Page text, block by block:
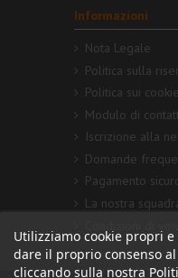
Utilizziamo cookie propri
dare il proprio consenso
cliccando sulla nostra
Informazioni
Nota Legale
Politica sulla
Politica sui cookie
Modulo di
Iscrizione alla
Domande
Pagamento
La nostra